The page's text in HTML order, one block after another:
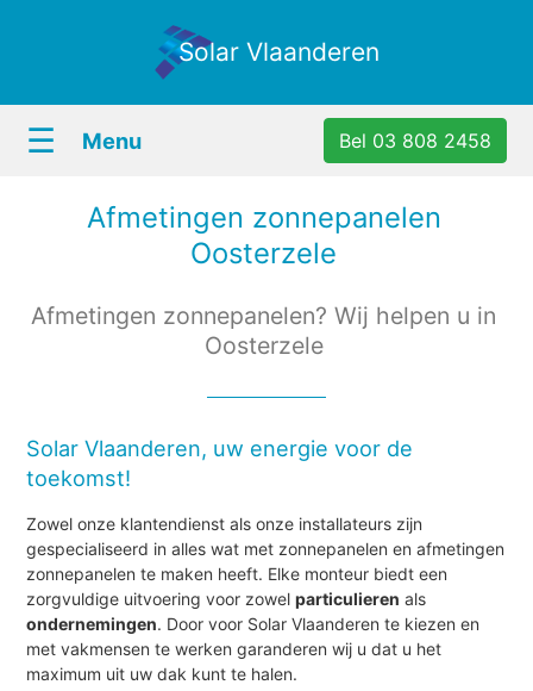
Solar Vlaanderen
☰ Menu Bel 03 808 2458
Afmetingen zonnepanelen
Oosterzele
Afmetingen zonnepanelen? Wij helpen u in
Oosterzele
Solar Vlaanderen, uw energie voor de
toekomst!
Zowel onze klantendienst als onze installateurs zijn
gespecialiseerd in alles wat met zonnepanelen en afmetingen
zonnepanelen te maken heeft. Elke monteur biedt een
zorgvuldige uitvoering voor zowelparticulieren als
ondernemingen. Door voor Solar Vlaanderen te kiezen en
met vakmensen te werken garanderen wij u dat u het
maximum uit uw dak kunt te halen.